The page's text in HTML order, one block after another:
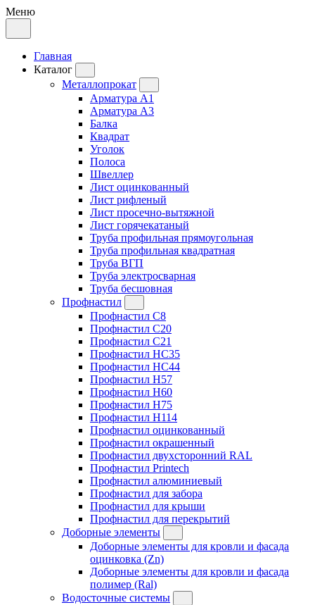
Меню
Главная
Каталог
Металлопрокат
Арматура А1
Арматура А3
Балка
Квадрат
Уголок
Полоса
Швеллер
Лист оцинкованный
Лист рифленый
Лист просечно-вытяжной
Лист горячекатаный
Труба профильная прямоугольная
Труба профильная квадратная
Труба ВГП
Труба электросварная
Труба бесшовная
Профнастил
Профнастил C8
Профнастил C20
Профнастил C21
Профнастил HC35
Профнастил HC44
Профнастил H57
Профнастил H60
Профнастил H75
Профнастил H114
Профнастил оцинкованный
Профнастил окрашенный
Профнастил двухсторонний RAL
Профнастил Printech
Профнастил алюминиевый
Профнастил для забора
Профнастил для крыши
Профнастил для перекрытий
Доборные элементы
Доборные элементы для кровли и фасада
оцинковка (Zn)
Доборные элементы для кровли и фасада
полимер (Ral)
Водосточные системы